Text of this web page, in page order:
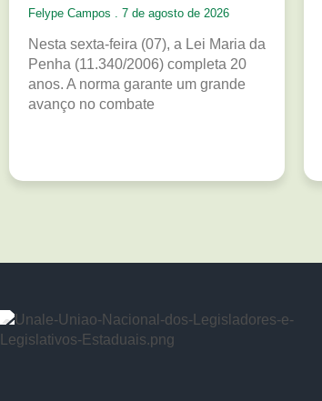
Felype Campos 7 de agosto de 2026
Nesta sexta-feira (07), a Lei Maria da
Penha (11.340/2006) completa 20
anos. A norma garante um grande
avanço no combate